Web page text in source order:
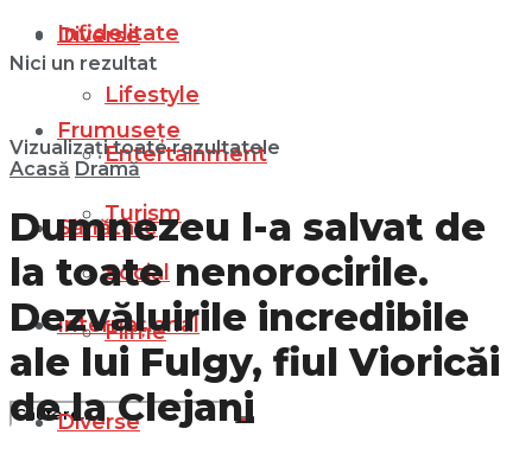
Diverse
Lifestyle
Entertainment
Turism
Social
Filme
Infidelitate
Frumusețe
Sănătate
Internațional
Diverse
Nici un rezultat
Vizualizați toate rezultatele
Acasă Dramă
Dumnezeu l-a salvat de
la toate nenorocirile.
Dezvăluirile incredibile
ale lui Fulgy, fiul Vioricăi
de la Clejani